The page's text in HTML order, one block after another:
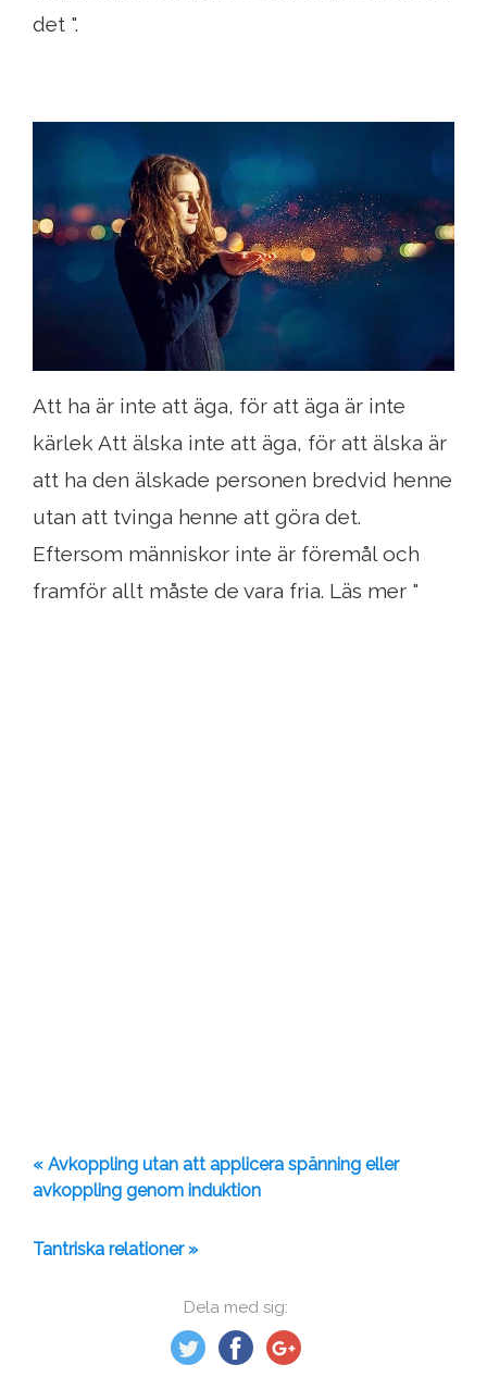
Dela med sig:
det ".
Att ha är inte att äga, för att äga är inte
kärlek Att älska inte att äga, för att älska är
att ha den älskade personen bredvid henne
utan att tvinga henne att göra det.
Eftersom människor inte är föremål och
framför allt måste de vara fria. Läs mer "
« Avkoppling utan att applicera spänning eller
avkoppling genom induktion
Tantriska relationer »